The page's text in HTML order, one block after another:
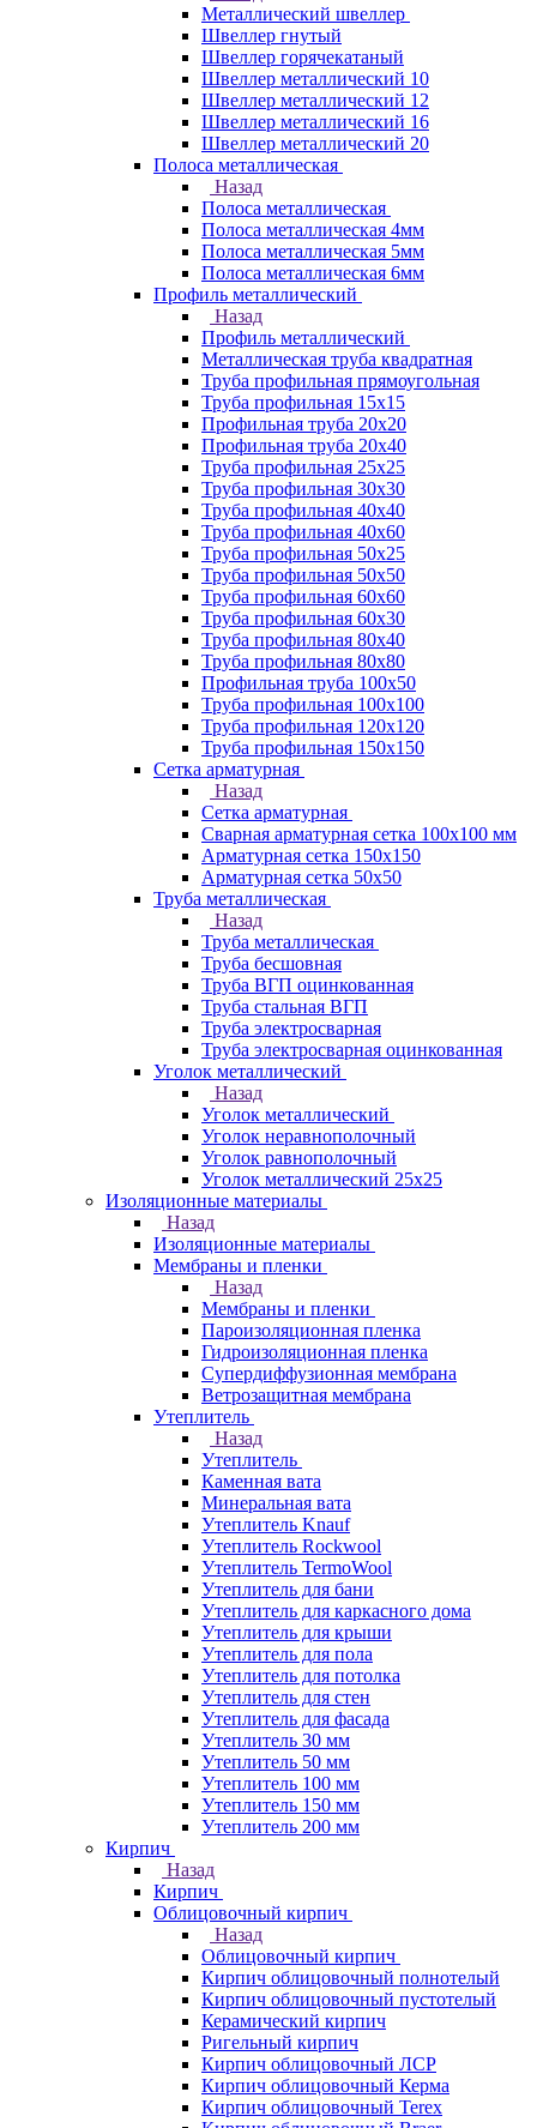
Металлический швеллер
Швеллер гнутый
Швеллер горячекатаный
Швеллер металлический 10
Швеллер металлический 12
Швеллер металлический 16
Швеллер металлический 20
Полоса металлическая
Назад
Полоса металлическая
Полоса металлическая 4мм
Полоса металлическая 5мм
Полоса металлическая 6мм
Профиль металлический
Назад
Профиль металлический
Металлическая труба квадратная
Труба профильная прямоугольная
Труба профильная 15х15
Профильная труба 20х20
Профильная труба 20х40
Труба профильная 25х25
Труба профильная 30x30
Труба профильная 40х40
Труба профильная 40х60
Труба профильная 50х25
Труба профильная 50х50
Труба профильная 60x60
Труба профильная 60х30
Труба профильная 80х40
Труба профильная 80х80
Профильная труба 100х50
Труба профильная 100х100
Труба профильная 120х120
Труба профильная 150х150
Сетка арматурная
Назад
Сетка арматурная
Сварная арматурная сетка 100х100 мм
Арматурная сетка 150х150
Арматурная сетка 50х50
Труба металлическая
Назад
Труба металлическая
Труба бесшовная
Труба ВГП оцинкованная
Труба стальная ВГП
Труба электросварная
Труба электросварная оцинкованная
Уголок металлический
Назад
Уголок металлический
Уголок неравнополочный
Уголок равнополочный
Уголок металлический 25х25
Изоляционные материалы
Назад
Изоляционные материалы
Мембраны и пленки
Назад
Мембраны и пленки
Пароизоляционная пленка
Гидроизоляционная пленка
Супердиффузионная мембрана
Ветрозащитная мембрана
Утеплитель
Назад
Утеплитель
Каменная вата
Минеральная вата
Утеплитель Knauf
Утеплитель Rockwool
Утеплитель TermoWool
Утеплитель для бани
Утеплитель для каркасного дома
Утеплитель для крыши
Утеплитель для пола
Утеплитель для потолка
Утеплитель для стен
Утеплитель для фасада
Утеплитель 30 мм
Утеплитель 50 мм
Утеплитель 100 мм
Утеплитель 150 мм
Утеплитель 200 мм
Кирпич
Назад
Кирпич
Облицовочный кирпич
Назад
Облицовочный кирпич
Кирпич облицовочный полнотелый
Кирпич облицовочный пустотелый
Керамический кирпич
Ригельный кирпич
Кирпич облицовочный ЛСР
Кирпич облицовочный Керма
Кирпич облицовочный Terex